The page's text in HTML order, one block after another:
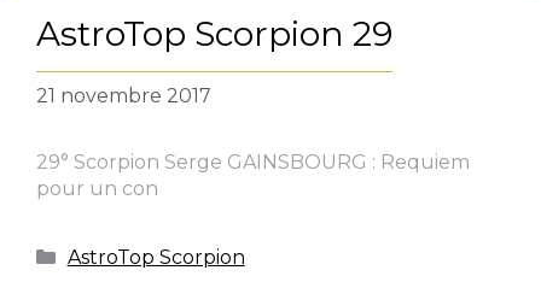
AstroTop Scorpion 29
21 novembre 2017
29° Scorpion Serge GAINSBOURG : Requiem
pour un con
AstroTop Scorpion